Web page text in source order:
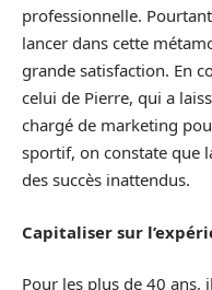
professionnelle.
lancer dans cette
grande satisfaction. En
celui de Pierre, qui a
chargé de marketing
sportif, on constate que
des succès inattendus.
Capitaliser sur
Pour les plus de 40